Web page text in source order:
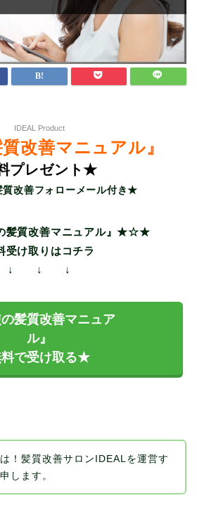
IDEAL Product
質改善マニュアル』
プレゼント★
質改善フォローメール付き★
質改善マニュアル』★☆★
受け取りはコチラ
↓ ↓ ↓
の髪質改善マニュア
ル』
で受け取る★
！髪質改善サロンIDEALを運営す
します。